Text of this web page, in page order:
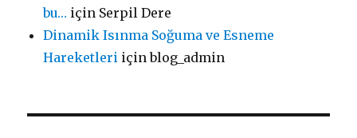
bu… için Serpil Dere
Dinamik Isınma Soğuma ve Esneme
Hareketleri içinblog_admin